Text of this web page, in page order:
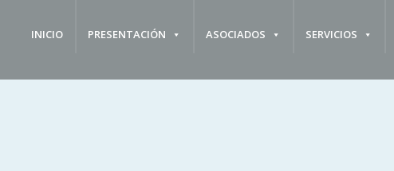
INICIO PRESENTACIÓN ASOCIADOS SERVICIOS